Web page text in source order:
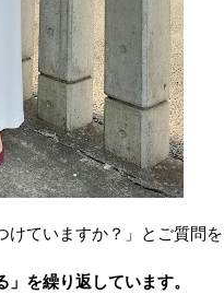
けていますか？」とご質問
を繰り返しています。